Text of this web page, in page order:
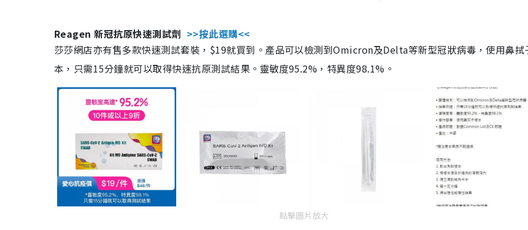
Reagen 新冠抗原快速測試劑 >>按此選購<<
莎莎網店亦有售多款快速測試套裝，$19就買到。產品可以檢測到Omicron及Delta等新型冠狀病毒，使用鼻拭
本，只需15分鐘就可以取得快速抗原測試結果。靈敏度95.2%，特異度98.1%。
點擊圖片放大